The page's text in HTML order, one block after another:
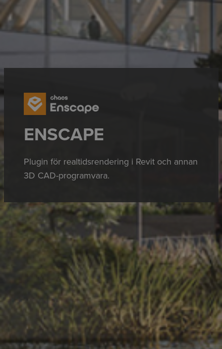
ENSCAPE
Plugin för realtidsrendering i Revit och annan
3D CAD-programvara.